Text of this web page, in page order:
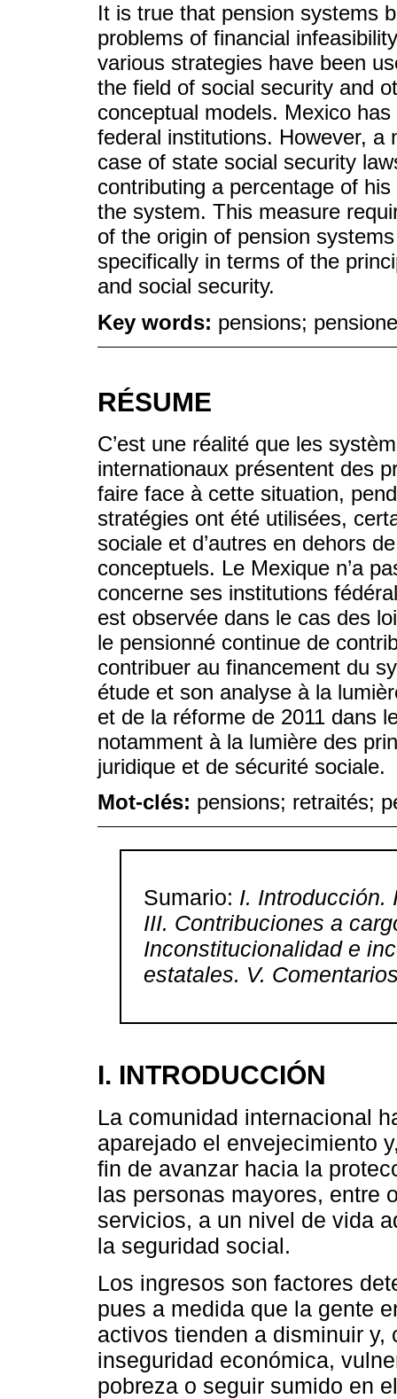
It is true that pension systems
problems of financial
various strategies have been
the field of social security and
conceptual models. Mexico
federal institutions. However, a
case of state social security
contributing a percentage of
the system. This measure
of the origin of pension
specifically in terms of the
and social security.
Key words: pensions;
RÉSUME
C’est une réalité que les
internationaux présentent des
faire face à cette situation,
stratégies ont été utilisées,
sociale et d’autres en dehors
conceptuels. Le Mexique n’a
concerne ses institutions
est observée dans le cas des
le pensionné continue de
contribuer au financement du
étude et son analyse à la
et de la réforme de 2011 dans
notamment à la lumière des
juridique et de sécurité sociale.
Mot-clés: pensions; retraités;
Sumario: I. Introducción.
III. Contribuciones a
Inconstitucionalidad e
estatales. V.
I. INTRODUCCIÓN
La comunidad internacional
aparejado el envejecimiento
fin de avanzar hacia la
las personas mayores, entre
servicios, a un nivel de vida
la seguridad social.
Los ingresos son factores
pues a medida que la gente
activos tienden a disminuir
inseguridad económica,
pobreza o seguir sumido en